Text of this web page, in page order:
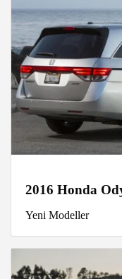
2016 Honda
Yeni Modeller